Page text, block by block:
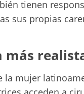
tienen
sus propias
más
la mujer